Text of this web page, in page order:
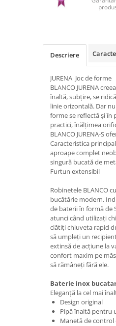
Descriere
JURENA Joc de forme
BLANCO JURENA
înaltă, subțire, se
linie orizontală. Dar
forme se reflectă și în
practici, înălțimea
BLANCO JURENA-S
Caracteristica
aproape complet
singură bucată de
Furtun extensibil
Robinetele BLANCO
bucătărie modern.
de baterii în formă de
atunci când utilizați
clătiți chiuveta rapid
să umpleți un
extinsă de acțiune la
confort maxim pe
să rămâneți fără ele.
Baterie inox
Eleganță la cel mai
Design original
Pipă înaltă pentru
Manetă de control